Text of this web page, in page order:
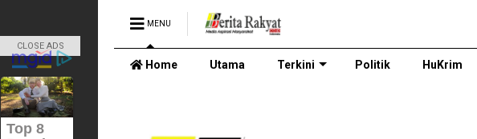
MENU
Home Utama Terkini Politik HuKrim
CLOSE ADS